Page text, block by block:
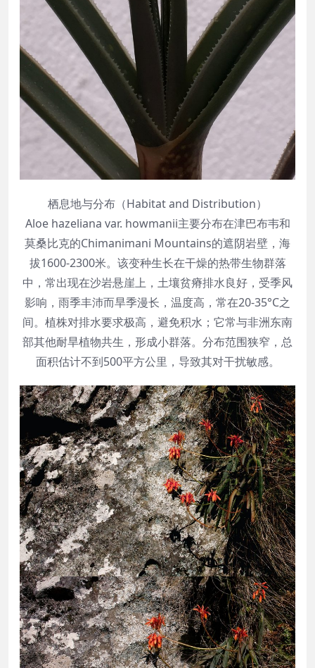
栖息地与分布（Habitat and Distribution）
Aloe hazeliana var. howmanii主要分布在津巴布韦和
莫桑比克的Chimanimani Mountains的遮阴岩壁，海
拔1600-2300米。该变种生长在干燥的热带生物群落
中，常出现在沙岩悬崖上，土壤贫瘠排水良好，受季风
影响，雨季丰沛而旱季漫长，温度高，常在20-35°C之
间。植株对排水要求极高，避免积水；它常与非洲东南
部其他耐旱植物共生，形成小群落。分布范围狭窄，总
面积估计不到500平方公里，导致其对干扰敏感。